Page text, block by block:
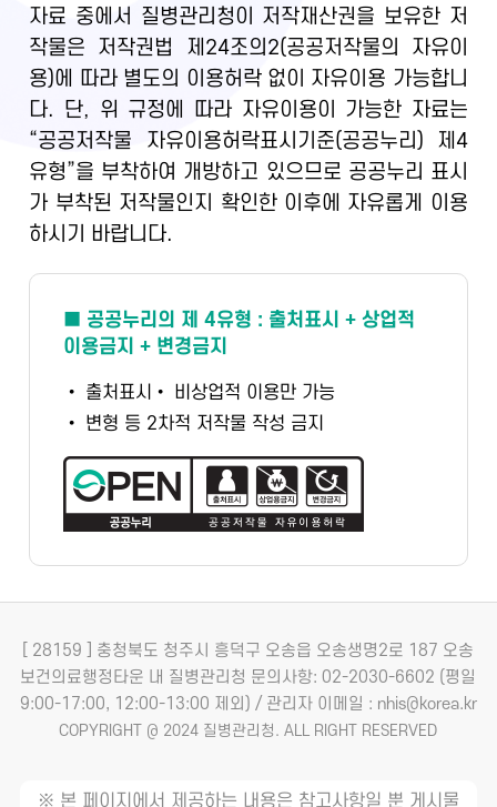
자료 중에서 질병관리청이 저작재산권을 보유한 저
작물은 저작권법 제24조의2(공공저작물의 자유이
용)에 따라 별도의 이용허락 없이 자유이용 가능합니
다. 단, 위 규정에 따라 자유이용이 가능한 자료는
“공공저작물 자유이용허락표시기준(공공누리) 제4
유형”을 부착하여 개방하고 있으므로 공공누리 표시
가 부착된 저작물인지 확인한 이후에 자유롭게 이용
하시기 바랍니다.
■ 공공누리의 제 4유형 : 출처표시 + 상업적
이용금지 + 변경금지
• 출처표시 • 비상업적 이용만 가능
• 변형 등 2차적 저작물 작성 금지
[ 28159 ] 충청북도 청주시 흥덕구 오송읍 오송생명2로 187 오송
보건의료행정타운 내 질병관리청 문의사항: 02-2030-6602 (평일
9:00-17:00, 12:00-13:00 제외) / 관리자 이메일 : nhis@korea.kr
COPYRIGHT @ 2024 질병관리청. ALL RIGHT RESERVED
※ 본 페이지에서 제공하는 내용은 참고사항일 뿐 게시물